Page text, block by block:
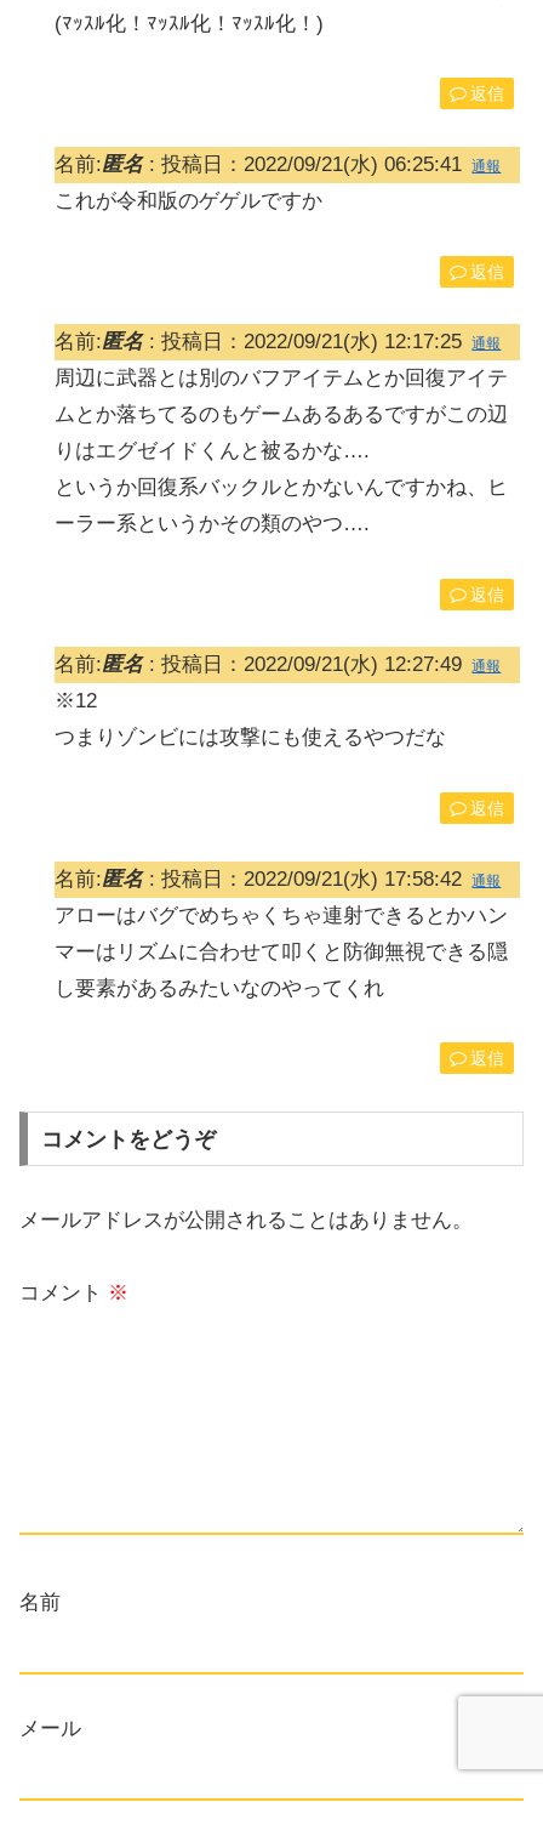
(ﾏｯｽﾙ化！ﾏｯｽﾙ化！ﾏｯｽﾙ化！)
返信
名前:匿名: 投稿日：2022/09/21(水) 06:25:41 通報
これが令和版のゲゲルですか
返信
名前:匿名: 投稿日：2022/09/21(水) 12:17:25 通報
周辺に武器とは別のバフアイテムとか回復アイテ
ムとか落ちてるのもゲームあるあるですがこの辺
りはエグゼイドくんと被るかな….
というか回復系バックルとかないんですかね、ヒ
ーラー系というかその類のやつ….
返信
名前:匿名: 投稿日：2022/09/21(水) 12:27:49 通報
※12
つまりゾンビには攻撃にも使えるやつだな
返信
名前:匿名: 投稿日：2022/09/21(水) 17:58:42 通報
アローはバグでめちゃくちゃ連射できるとかハン
マーはリズムに合わせて叩くと防御無視できる隠
し要素があるみたいなのやってくれ
返信
コメントをどうぞ
メールアドレスが公開されることはありません。
コメント ※
名前
メール